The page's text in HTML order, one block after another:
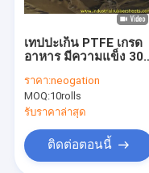
แพดตัด PTFE
เทปปะเก็น PTFE เกรด
อาหาร มีความแข็ง 30-
ทนแรงดึง 8Mpa สำหรับ
การซีลในอุตสาหกรรม
ราคา:neogation
MOQ:10rolls
รับราคาล่าสุด
ติดต่อตอนนี้